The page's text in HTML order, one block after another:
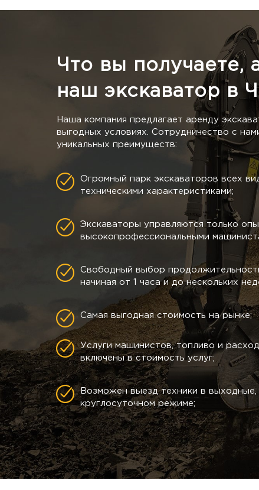
Что вы получаете,
наш экскаватор в
Наша компания предлагает аренду
выгодных условиях. Сотрудничество с
уникальных преимуществ:
Огромный парк экскаваторов всех
техническими характеристиками;
Экскаваторы управляются только
высокопрофессиональными
Свободный выбор
начиная от 1 часа и до нескольких
Самая выгодная стоимость на рынке;
Услуги машинистов, топливо и
включены в стоимость услуг;
Возможен выезд техники в
круглосуточном режиме;